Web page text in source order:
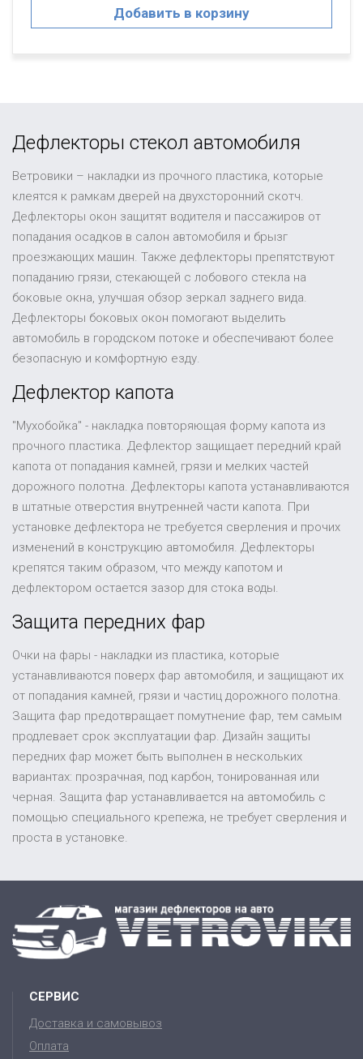
Добавить в корзину
Дефлекторы стекол автомобиля
Ветровики – накладки из прочного пластика, которые
клеятся к рамкам дверей на двухсторонний скотч.
Дефлекторы окон защитят водителя и пассажиров от
попадания осадков в салон автомобиля и брызг
проезжающих машин. Также дефлекторы препятствуют
попаданию грязи, стекающей с лобового стекла на
боковые окна, улучшая обзор зеркал заднего вида.
Дефлекторы боковых окон помогают выделить
автомобиль в городском потоке и обеспечивают более
безопасную и комфортную езду.
Дефлектор капота
"Мухобойка" - накладка повторяющая форму капота из
прочного пластика. Дефлектор защищает передний край
капота от попадания камней, грязи и мелких частей
дорожного полотна. Дефлекторы капота устанавливаются
в штатные отверстия внутренней части капота. При
установке дефлектора не требуется сверления и прочих
изменений в конструкцию автомобиля. Дефлекторы
крепятся таким образом, что между капотом и
дефлектором остается зазор для стока воды.
Защита передних фар
Очки на фары - накладки из пластика, которые
устанавливаются поверх фар автомобиля, и защищают их
от попадания камней, грязи и частиц дорожного полотна.
Защита фар предотвращает помутнение фар, тем самым
продлевает срок эксплуатации фар. Дизайн защиты
передних фар может быть выполнен в нескольких
вариантах: прозрачная, под карбон, тонированная или
черная. Защита фар устанавливается на автомобиль с
помощью специального крепежа, не требует сверления и
проста в установке.
СЕРВИС
Доставка и самовывоз
Оплата